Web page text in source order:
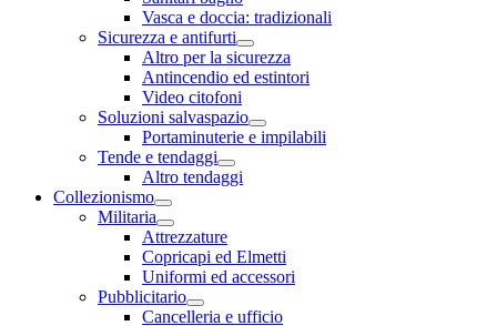
Vasca e doccia: tradizionali
Sicurezza e antifurti
Altro per la sicurezza
Antincendio ed estintori
Video citofoni
Soluzioni salvaspazio
Portaminuterie e impilabili
Tende e tendaggi
Altro tendaggi
Collezionismo
Militaria
Attrezzature
Copricapi ed Elmetti
Uniformi ed accessori
Pubblicitario
Cancelleria e ufficio